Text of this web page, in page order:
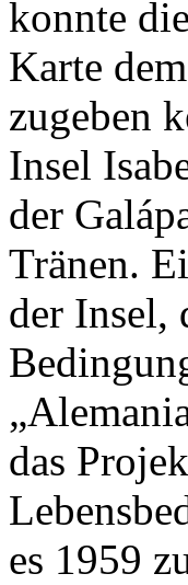
konnte
Karte
zugeben
Insel
der
Tränen.
der Insel,
das
es 1959